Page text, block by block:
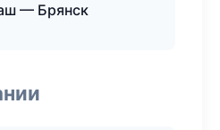
— Брянск